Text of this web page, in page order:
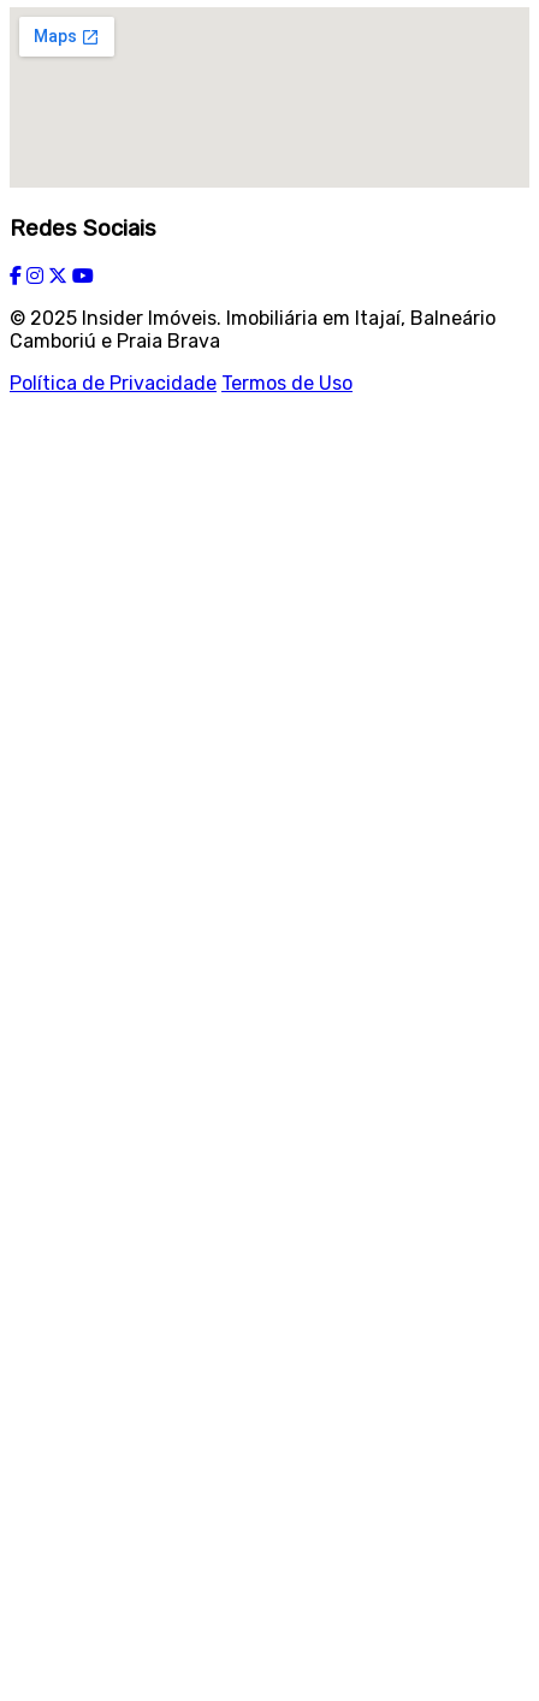
Redes Sociais
© 2025 Insider Imóveis. Imobiliária em Itajaí, Balneário
Camboriú e Praia Brava
Política de Privacidade Termos de Uso